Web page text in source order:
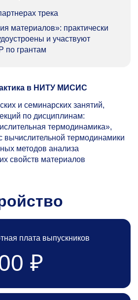
трека
материалов»: практически
и участвуют
по грантам
в НИТУ МИСИС
и семинарских занятий,
по дисциплинам:
термодинамика»,
вычислительной термодинамики
методов анализа
свойств материалов
плата выпускников
₽